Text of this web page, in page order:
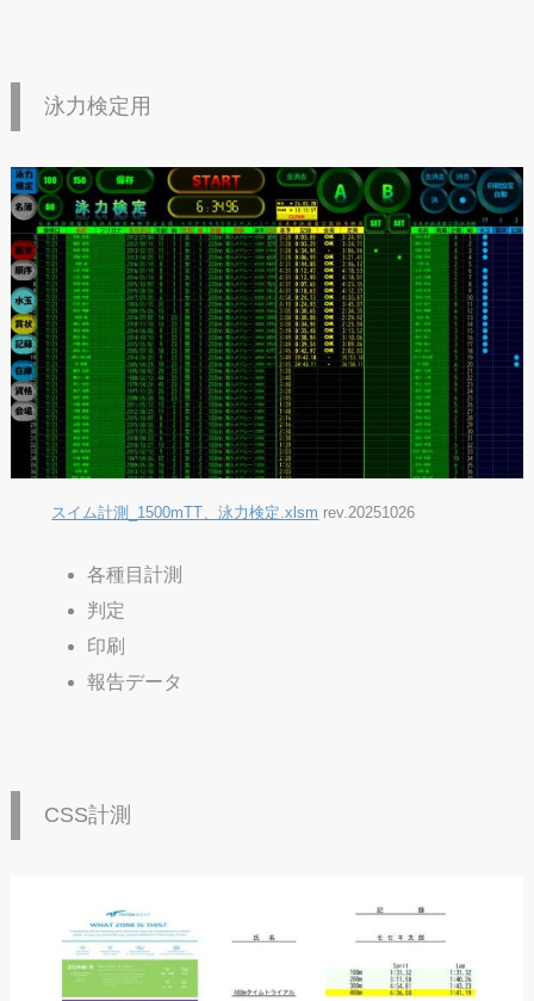
泳力検定用
スイム計測_1500mTT、泳力検定.xlsm rev.20251026
各種目計測
判定
印刷
報告データ
CSS計測